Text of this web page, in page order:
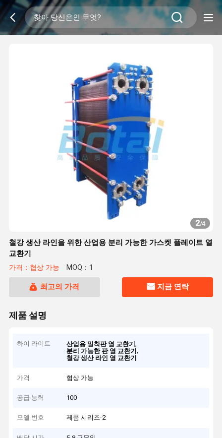
2/4
철강 생산 라인을 위한 산업용 분리 가능한 가스켓 플레이트 열
교환기
가격：협상 가능 MOQ：1
최고의 가격 지금 연락
제품 설명
하이 라이트 산업용 밀착판 열 교환기,
분리 가능한 판 열 교환기,
철강 생산 라인 열 교환기
가격 협상 가능
공급 능력 100
모델 번호 제품 시리즈-2